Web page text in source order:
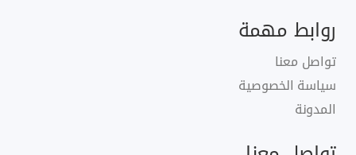
روابط مهمة
تواصل معنا
سياسة الخصوصية
المدونة